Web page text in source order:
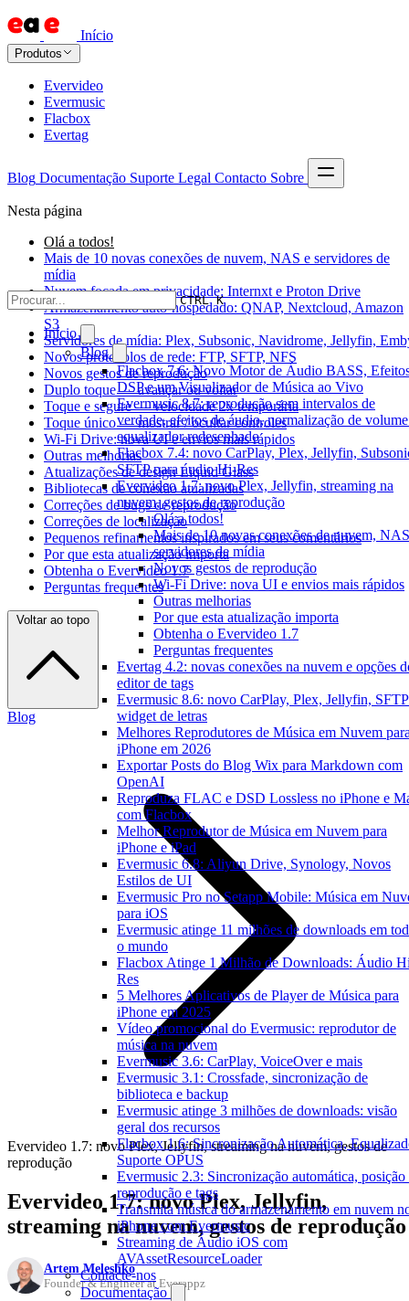
Início
Produtos
Evervideo
Evermusic
Flacbox
Evertag
Blog Documentação Suporte Legal Contacto Sobre
CTRL K
Início
Blog
Flacbox 7.6: Novo Motor de Áudio BASS,
DSP e um Visualizador de Música ao Vivo
Evermusic 8.7: reprodução sem intervalos de
verdade, efeitos de áudio, normalização de
equalizador redesenhado
Flacbox 7.4: novo CarPlay, Plex, Jellyfin,
SFTP para áudio Hi-Res
Evervideo 1.7: novo Plex, Jellyfin, streaming na
nuvem, gestos de reprodução
Olá a todos!
Mais de 10 novas conexões de nuvem,
servidores de mídia
Novos gestos de reprodução
Wi-Fi Drive: nova UI e envios mais rápidos
Outras melhorias
Por que esta atualização importa
Obtenha o Evervideo 1.7
Perguntas frequentes
Evertag 4.2: novas conexões na nuvem e opções
editor de tags
Evermusic 8.6: novo CarPlay, Plex, Jellyfin,
widget de letras
Melhores Reprodutores de Música em Nuvem
iPhone em 2026
Exportar Posts do Blog Wix para Markdown com
OpenAI
Reproduza FLAC e DSD Lossless no iPhone e
com Flacbox
Melhor Reprodutor de Música em Nuvem para
iPhone e iPad
Evermusic 6.8: Aliyun Drive, Synology, Novos
Estilos de UI
Evermusic Pro no Setapp Mobile: Música em
para iOS
Evermusic atinge 11 milhões de downloads em
o mundo
Flacbox Atinge 1 Milhão de Downloads: Áudio
Res
5 Melhores Aplicativos de Player de Música para
iPhone em 2025
Vídeo promocional do Evermusic: reprodutor de
música na nuvem
Evermusic 3.6: CarPlay, VoiceOver e mais
Evermusic 3.1: Crossfade, sincronização de
biblioteca e backup
Evermusic atinge 3 milhões de downloads: visão
geral dos recursos
Flacbox 1.6: Sincronização Automática,
Suporte OPUS
Evermusic 2.3: Sincronização automática, posição
reprodução e tags
Transmita música do armazenamento em nuvem
iPhone com Evermusic
Streaming de Áudio iOS com
AVAssetResourceLoader
Contacte-nos
Documentação
Nesta página
Olá a todos!
Mais de 10 novas conexões de nuvem, NAS e servidores de
mídia
Nuvem focada em privacidade: Internxt e Proton Drive
Armazenamento auto-hospedado: QNAP, Nextcloud, Amazon
S3
Servidores de mídia: Plex, Subsonic, Navidrome, Jellyfin,
Novos protocolos de rede: FTP, SFTP, NFS
Novos gestos de reprodução
Duplo toque — avançar ou voltar
Toque e segure — velocidade 2x temporária
Toque único — mostrar / ocultar controles
Wi-Fi Drive: nova UI e envios mais rápidos
Outras melhorias
Atualizações de design Liquid Glass
Bibliotecas de conexão atualizadas
Correções de bugs de reprodução
Correções de localização
Pequenos refinamentos inspirados em seus comentários
Por que esta atualização importa
Obtenha o Evervideo 1.7
Perguntas frequentes
Voltar ao topo
Blog
Evervideo 1.7: novo Plex, Jellyfin, streaming na nuvem, gestos de
reprodução
Evervideo 1.7: novo Plex, Jellyfin,
streaming na nuvem, gestos de reprodução
Artem Meleshko
Founder & Engineer at Everappz